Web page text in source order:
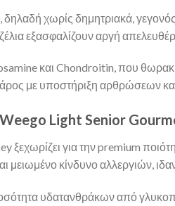
χωρίς δημητριακά,
εξασφαλίζουν αργή
και Chondroitin, που
με υποστήριξη αρθρώσεων
Light Senior
ξεχωρίζει για την premium
μειωμένο κίνδυνο αλλεργιών,
υδατανθράκων από